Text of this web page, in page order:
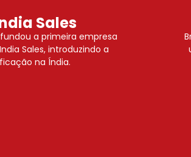
India Sales estabelecem
expandindo por todo
nacional.